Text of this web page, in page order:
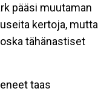
pääsi muutaman
kertoja, mutta
tähänastiset
taas